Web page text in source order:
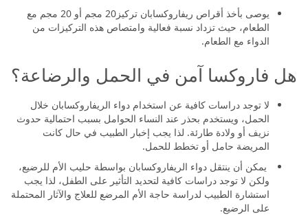
يوصى بأخذ أقراص ريفاروكسابان تركيز20 مجم أو 20 مجم مع
الطعام، حيث تزداد نسبة فعالية وامتصاص هذه التركيزات من
الدواء مع الطعام.
هل فاروكسا آمن في الحمل والرضاعة؟
لا توجد دراسات كافية عن استخدام دواء الريفاروكسابان خلال
الحمل، ويستخدم بحذر عند النساء الحوامل بسبب احتمالية حدوث
نزيف أو ولادة طارئة. لذا يجب إخبار الطبيب في حال كانت
المريضة حامل أو تخطط للحمل.
يمكن أن ينتقل دواء الريفاروكسابان بواسطة حليب الأم للرضيع،
ولكن لا توجد دراسات كافية لتحديد التأثير على الطفل، لذا يجب
استشارة الطبيب لدراسة حاجة الأم المرضع للعلاج والآثار المحتملة
على الرضيع.